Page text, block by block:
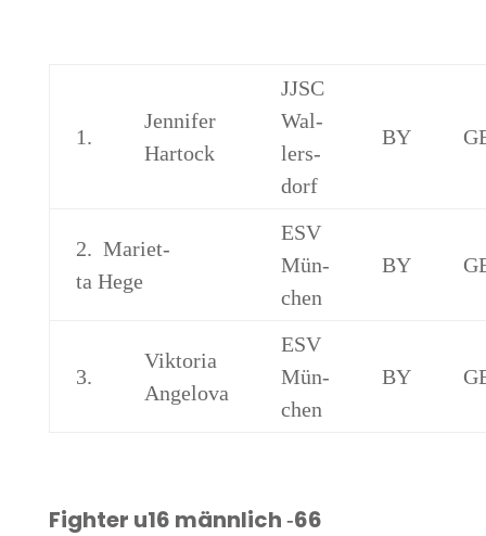
1.
Jen­ni­fer
Hartock
JJSC
Wal­
lers­
dorf
BY
2. Mari­et­
ta Hege
ESV
Mün­
chen
BY
3.
Vik­to­ria
Angelova
ESV
Mün­
chen
BY
Figh­ter u16 männ­lich ‑66